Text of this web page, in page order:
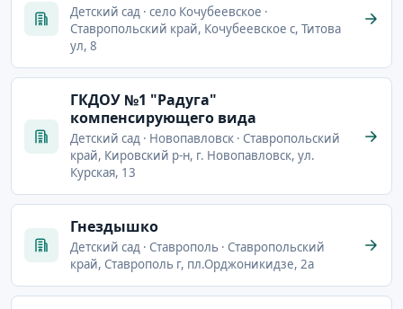
Детский сад · село Кочубеевское ·
Ставропольский край, Кочубеевское с, Титова
ул, 8
ГКДОУ №1 "Радуга"
компенсирующего вида
Детский сад · Новопавловск · Ставропольский
край, Кировский р-н, г. Новопавловск, ул.
Курская, 13
Гнездышко
Детский сад · Ставрополь · Ставропольский
край, Ставрополь г, пл.Орджоникидзе, 2а